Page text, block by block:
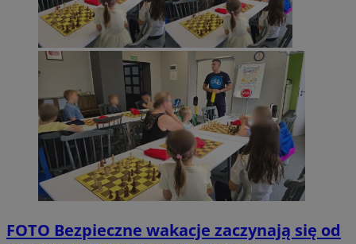
FOTO Bezpieczne wakacje zaczynają się od